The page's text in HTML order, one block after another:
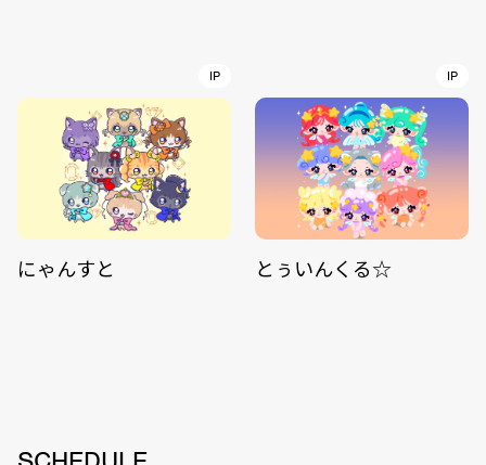
IP
にゃんすと
IP
とぅいんくる☆